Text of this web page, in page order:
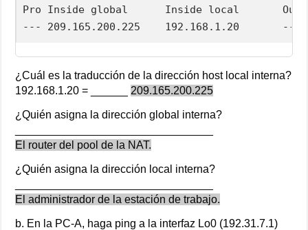
Pro Inside global      Inside local
--- 209.165.200.225    192.168.1.20
¿Cuál es la traducción de la dirección host local interna?
192.168.1.20 = ______ 209.165.200.225
¿Quién asigna la dirección global interna?
El router del pool de la NAT.
¿Quién asigna la dirección local interna?
El administrador de la estación de trabajo.
b. En la PC-A, haga ping a la interfaz Lo0 (192.31.7.1)